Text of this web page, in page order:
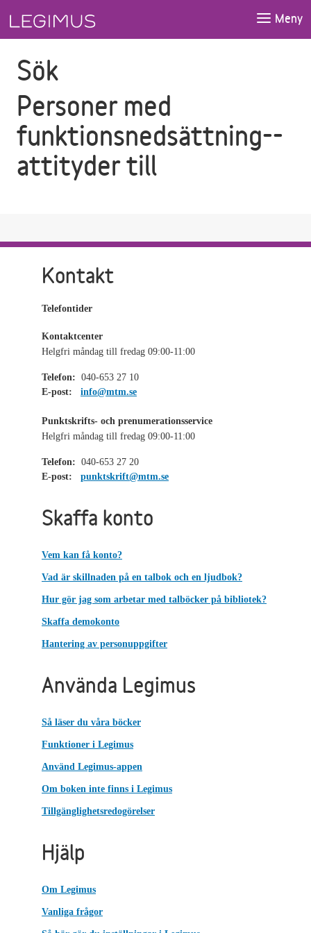
Meny
Sök
Personer med
funktionsnedsättning--
attityder till
Kontakt
Telefontider
Kontaktcenter
Helgfri måndag till fredag 09:00-11:00
Telefon: 040-653 27 10
E-post:
info@mtm.se
Punktskrifts- och prenumerationsservice
Helgfri måndag till fredag 09:00-11:00
Telefon: 040-653 27 20
E-post:
punktskrift@mtm.se
Skaffa konto
Vem kan få konto?
Vad är skillnaden på en talbok och en ljudbok?
Hur gör jag som arbetar med talböcker på bibliotek?
Skaffa demokonto
Hantering av personuppgifter
Använda Legimus
Så läser du våra böcker
Funktioner i Legimus
Använd Legimus-appen
Om boken inte finns i Legimus
Tillgänglighetsredogörelser
Hjälp
Om Legimus
Vanliga frågor